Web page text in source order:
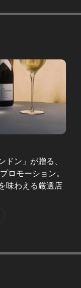
ドン」が贈る、
ロモーション。
味わえる厳選店